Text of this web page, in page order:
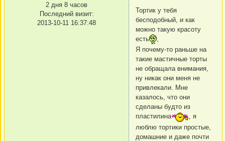
2 дня 8 часов
Последний визит:
2013-10-11 16:37:48
Тортик у тебя
бесподобный, и как
можно такую красоту
есть
,
Я почему-то раньше на
такие мастичные торты
не обращала внимания,
ну никак они меня не
привлекали. Мне
казалось, что они
сделаны будто из
пластилина
, я
люблю тортики простые,
домашние и даже почти